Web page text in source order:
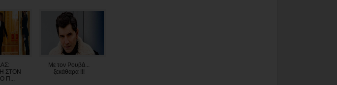
ΣΤΟΝ
Π...
Με τον Ρουβά...
ξεκάθαρα !!!